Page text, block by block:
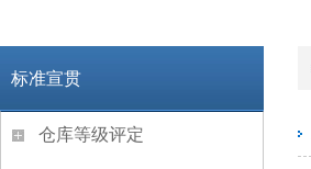
标准宣贯
仓库等级评定